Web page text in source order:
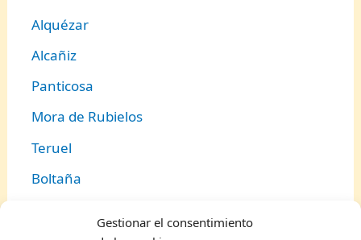
Gestionar el consentimiento
Alquézar
Alcañiz
Panticosa
Mora de Rubielos
Teruel
Boltaña